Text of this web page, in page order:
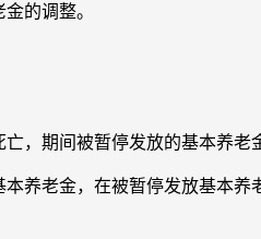
的调整。
，期间被暂停发放的基本养老
养老金，在被暂停发放基本养